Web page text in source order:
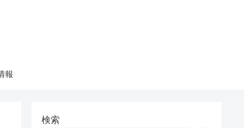
報
検索